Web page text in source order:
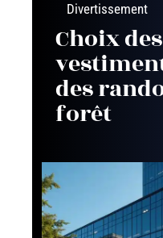
Divertissement
Choix
des
forêt